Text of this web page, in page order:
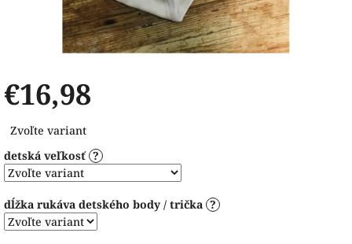
€16,98
cena:
Zvoľte variant
detská veľkosť ?
dĺžka rukáva detského body / trička ?